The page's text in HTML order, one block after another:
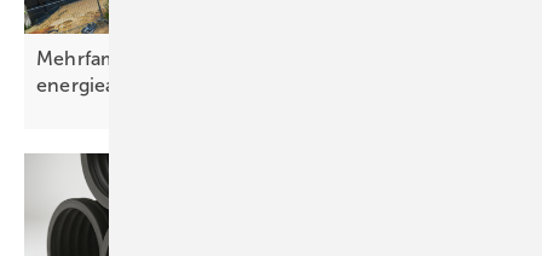
Mehrfamilienhaus in Sachsen nahezu
energieautark